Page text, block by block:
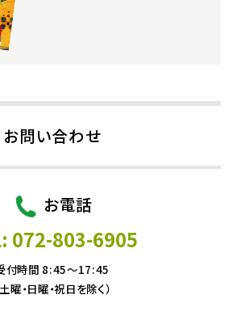
お問い合わせ
お電話
072-803-6905
付時間 8:45～17:45
土曜・日曜・祝日を除く）